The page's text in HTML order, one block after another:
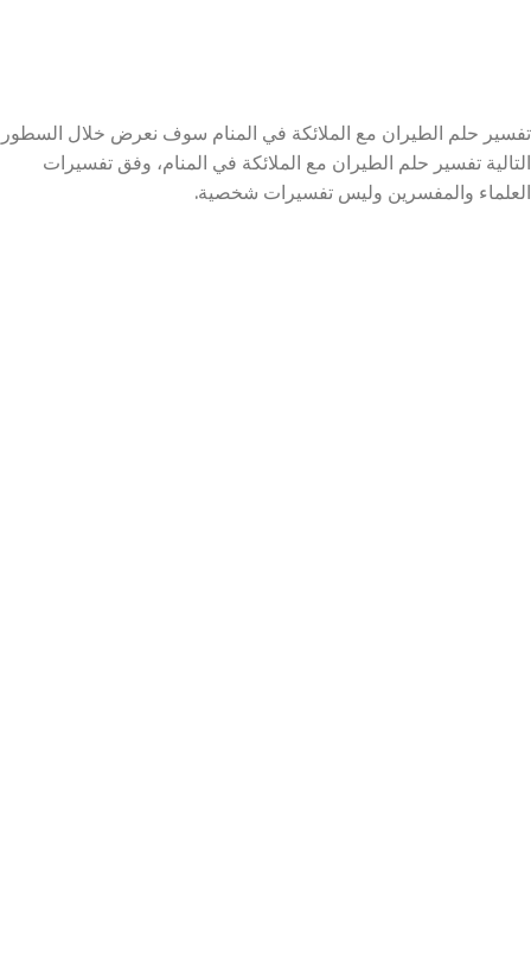
تفسير حلم الطيران مع الملائكة في المنام سوف نعرض خلال السطور
التالية تفسير حلم الطيران مع الملائكة في المنام، وفق تفسيرات
العلماء والمفسرين وليس تفسيرات شخصية.